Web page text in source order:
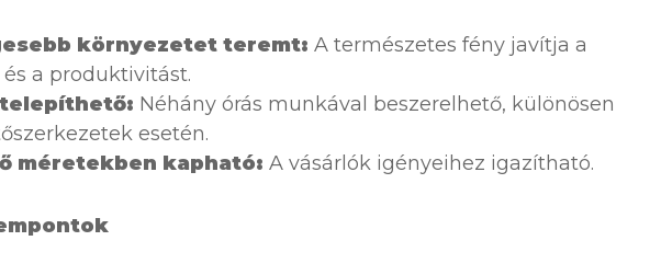
környezetet teremt: A természetes fény javítja a
a produktivitást.
Néhány órás munkával beszerelhető, különösen
esetén.
méretekben kapható: A vásárlók igényeihez igazítható.